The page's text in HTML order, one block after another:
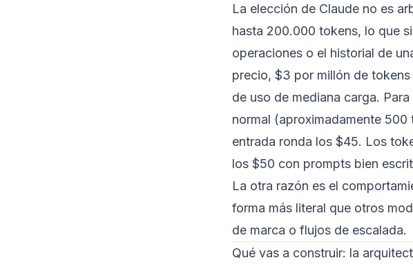
La elección de Claude no es
hasta 200.000 tokens, lo que
operaciones o el historial de
precio, $3 por millón de
de uso de mediana carga.
normal (aproximadamente
entrada ronda los $45. Los
los $50 con prompts bien
La otra razón es el
forma más literal que otros
de marca o flujos de escalada.
Qué vas a construir: la